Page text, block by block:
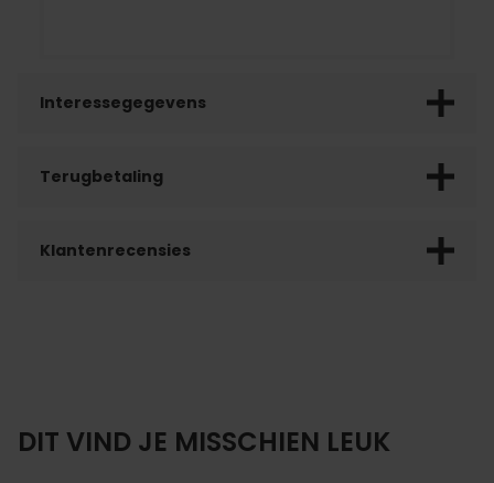
Interessegegevens
Terugbetaling
Klantenrecensies
DIT VIND JE MISSCHIEN LEUK